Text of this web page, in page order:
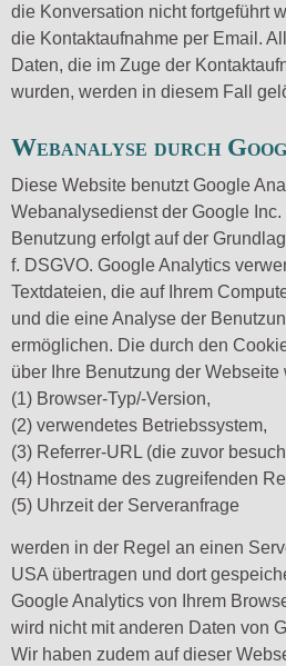
die Konversation nicht fortgeführt
die Kontaktaufnahme per Email.
Daten, die im Zuge der
wurden, werden in diesem Fall
Webanalyse durch
Diese Website benutzt Google
Webanalysedienst der Google Inc.
Benutzung erfolgt auf der
f. DSGVO. Google Analytics
Textdateien, die auf Ihrem
und die eine Analyse der
ermöglichen. Die durch den
über Ihre Benutzung der Webseite
(1) Browser-Typ/-Version,
(2) verwendetes Betriebssystem,
(3) Referrer-URL (die zuvor
(4) Hostname des zugreifenden
(5) Uhrzeit der Serveranfrage
werden in der Regel an einen
USA übertragen und dort
Google Analytics von Ihrem
wird nicht mit anderen Daten von
Wir haben zudem auf dieser